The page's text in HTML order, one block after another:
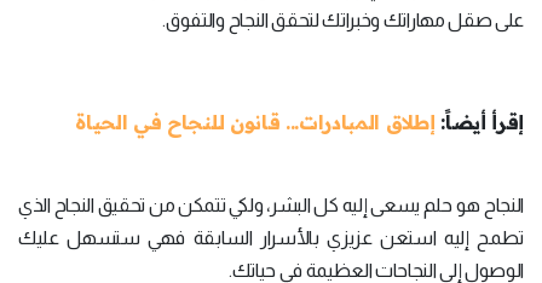
على صقل مهاراتك وخبراتك لتحقق النجاح والتفوق.
إقرأ أيضاً: إطلاق المبادرات... قانون للنجاح في الحياة
النجاح هو حلم يسعى إليه كل البشر، ولكي تتمكن من تحقيق النجاح الذي
تطمح إليه استعن عزيزي بالأسرار السابقة فهي ستسهل عليك
الوصول إلى النجاحات العظيمة في حياتك.